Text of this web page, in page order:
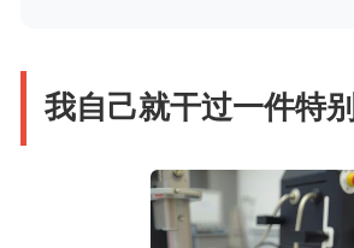
我自己就干过一件特